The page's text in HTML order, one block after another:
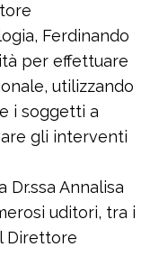
Ferdinando
per effettuare
utilizzando
i soggetti a
gli interventi
Dr.ssa Annalisa
uditori, tra i
Direttore